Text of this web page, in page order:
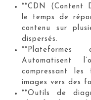
**CDN (Content
le temps de
contenu sur
dispersés.
**Plateformes
Automatisent
compressant
images vers des
**Outils de